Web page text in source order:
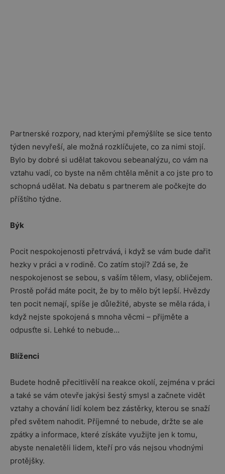
Partnerské rozpory, nad kterými přemýšlíte se sice tento
týden nevyřeší, ale možná rozklíčujete, co za nimi stojí.
Bylo by dobré si udělat takovou sebeanalýzu, co vám na
vztahu vadí, co byste na něm chtěla měnit a co jste pro to
schopná udělat. Na debatu s partnerem ale počkejte do
příštího týdne.
Býk
Pocit nespokojenosti přetrvává, i když se vám bude dařit
hezky v práci a v rodině. Co zatím stojí? Zdá se, že
nespokojenost se sebou, s vaším tělem, vlasy, obličejem.
Prostě pořád máte pocit, že by to mělo být lepší. Hvězdy
ten pocit nemají, spíše je důležité, abyste se měla ráda, i
když nejste spokojená s mnoha věcmi – přijměte a
odpusťte si. Lehké to nebude…
Blíženci
Budete hodně přecitlivělí na reakce okolí, zejména v práci
a také se vám otevře jakýsi šestý smysl a začnete vidět
vztahy a chování lidí kolem bez zástěrky, kterou se snaží
před světem nahodit. Příjemné to nebude, držte se ale
zpátky a informace, které získáte využijte jen k tomu,
abyste nenaletěli lidem, kteří pro vás nejsou vhodnými
protějšky.